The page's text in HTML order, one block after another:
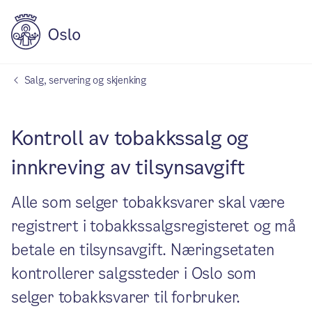
Salg, servering og skjenking
Kontroll av tobakkssalg og
innkreving av tilsynsavgift
Alle som selger tobakksvarer skal være
registrert i tobakkssalgsregisteret og må
betale en tilsynsavgift. Næringsetaten
kontrollerer salgssteder i Oslo som
selger tobakksvarer til forbruker.